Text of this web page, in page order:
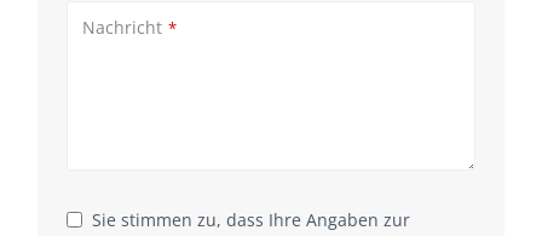
Nachricht *
Sie stimmen zu, dass Ihre Angaben zur